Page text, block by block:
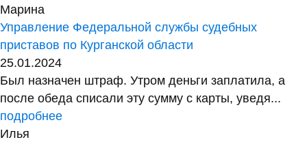
Марина
Управление Федеральной службы судебных
приставов по Курганской области
25.01.2024
Был назначен штраф. Утром деньги заплатила, а
после обеда списали эту сумму с карты, уведя...
подробнее
Илья